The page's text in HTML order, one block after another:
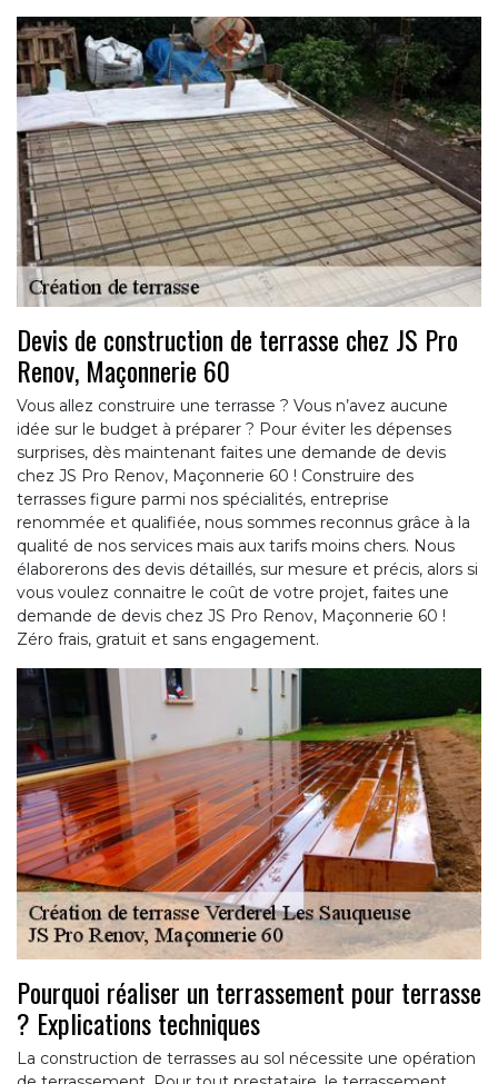
Devis de construction de terrasse chez JS Pro
Renov, Maçonnerie 60
Vous allez construire une terrasse ? Vous n’avez aucune
idée sur le budget à préparer ? Pour éviter les dépenses
surprises, dès maintenant faites une demande de devis
chez JS Pro Renov, Maçonnerie 60 ! Construire des
terrasses figure parmi nos spécialités, entreprise
renommée et qualifiée, nous sommes reconnus grâce à la
qualité de nos services mais aux tarifs moins chers. Nous
élaborerons des devis détaillés, sur mesure et précis, alors si
vous voulez connaitre le coût de votre projet, faites une
demande de devis chez JS Pro Renov, Maçonnerie 60 !
Zéro frais, gratuit et sans engagement.
Pourquoi réaliser un terrassement pour terrasse
? Explications techniques
La construction de terrasses au sol nécessite une opération